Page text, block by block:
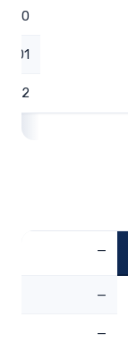
0
0.01
0.02
—
—
—